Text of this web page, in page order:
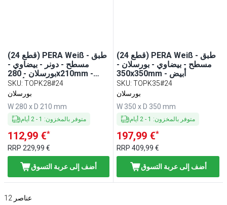
(24 قطع) PERA Weiß - طبق
مسطح - دونر - بيضاوي -
بورسلان - 280x210mm -
أبيض
SKU: TOPK28#24
بورسلان
W 280 x D 210 mm
متوفر بالمخزون:
1
-
2 أيام
112,99 €*
RRP 229,99 €
أضف إلى عربة التسوق
(24 قطع) PERA Weiß - طبق
مسطح - بيضاوي - بورسلان -
350x350mm - أبيض
SKU:TOPK35#24
بورسلان
W 350 x D 350 mm
متوفر بالمخزون:
1
-
2 أيام
197,99 €*
RRP409,99 €
أضف إلى عربة التسوق
12 عناصر